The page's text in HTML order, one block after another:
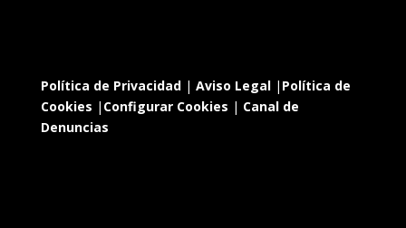
Política de Privacidad| Aviso Legal| Política de
Cookies | Configurar Cookies | Canal de
Denuncias